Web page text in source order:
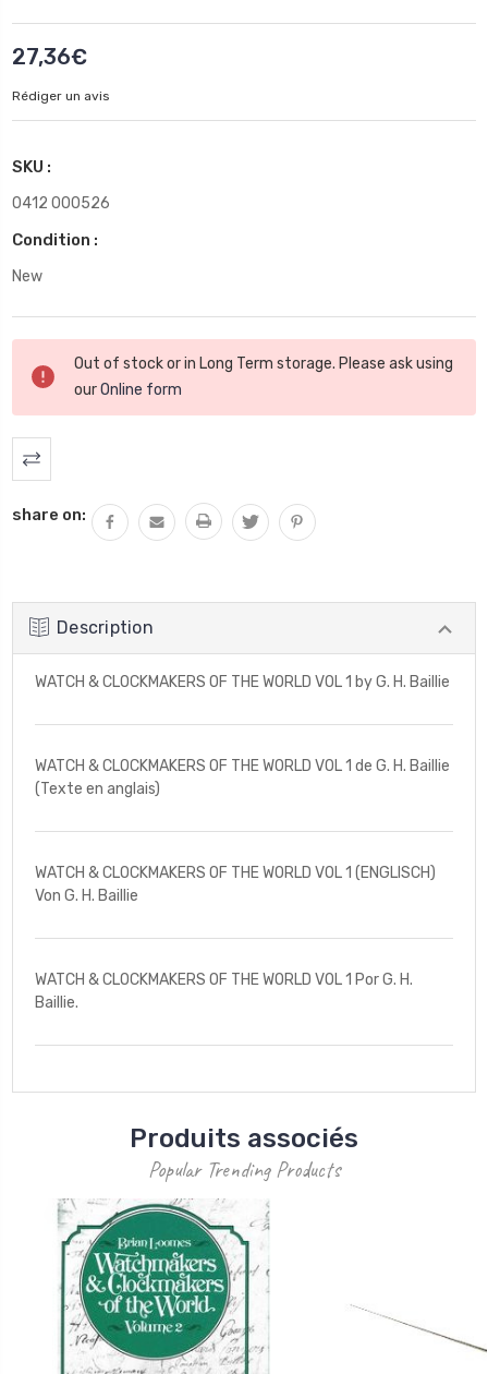
27,36€
Rédiger un avis
SKU :
0412 000526
Condition :
New
actuel
Out of stock or in Long Term storage. Please ask using
ourOnline form
share on:
Description
WATCH & CLOCKMAKERS OF THE WORLD VOL 1 by G. H. Baillie
WATCH & CLOCKMAKERS OF THE WORLD VOL 1 de G. H. Baillie
(Texte en anglais)
WATCH & CLOCKMAKERS OF THE WORLD VOL 1 (ENGLISCH)
Von G. H. Baillie
WATCH & CLOCKMAKERS OF THE WORLD VOL 1 Por G. H.
Baillie.
Produits associés
Popular Trending Products